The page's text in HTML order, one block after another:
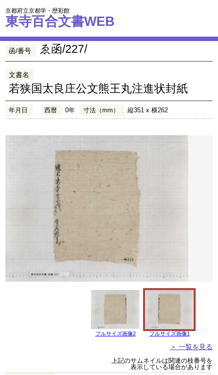
京都府立京都学・歴彩館
東寺百合文書WEB
函/番号 ゑ函/227/
文書名
若狭国太良庄公文熊王丸注進状封紙
年月日 西暦 0年 寸法（mm） 縦351 x 横262
フルサイズ画像2 フルサイズ画像1
＞ 一覧を見る
上記のサムネイルは関連の枝番号を
表示している場合があります